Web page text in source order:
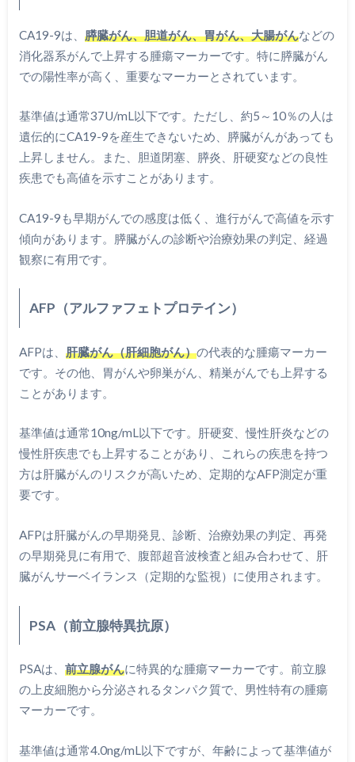
CA19-9は、 膵臓がん、胆道がん、胃がん、大腸がんなどの
消化器系がんで上昇する腫瘍マーカーです。特に膵臓がん
での陽性率が高く、重要なマーカーとされています。
基準値は通常37U/mL以下です。ただし、約5～10％の人は
遺伝的にCA19-9を産生できないため、膵臓がんがあっても
上昇しません。また、胆道閉塞、膵炎、肝硬変などの良性
疾患でも高値を示すことがあります。
CA19-9も早期がんでの感度は低く、進行がんで高値を示す
傾向があります。膵臓がんの診断や治療効果の判定、経過
観察に有用です。
AFP（アルファフェトプロテイン）
AFPは、 肝臓がん（肝細胞がん）の代表的な腫瘍マーカー
です。その他、胃がんや卵巣がん、精巣がんでも上昇する
ことがあります。
基準値は通常10ng/mL以下です。肝硬変、慢性肝炎などの
慢性肝疾患でも上昇することがあり、これらの疾患を持つ
方は肝臓がんのリスクが高いため、定期的なAFP測定が重
要です。
AFPは肝臓がんの早期発見、診断、治療効果の判定、再発
の早期発見に有用で、腹部超音波検査と組み合わせて、肝
臓がんサーベイランス（定期的な監視）に使用されます。
PSA（前立腺特異抗原）
PSAは、 前立腺がんに特異的な腫瘍マーカーです。前立腺
の上皮細胞から分泌されるタンパク質で、男性特有の腫瘍
マーカーです。
基準値は通常4.0ng/mL以下ですが、年齢によって基準値が